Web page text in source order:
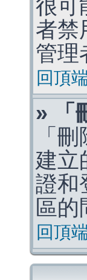
很可
者禁
管理
回頂
» 「
「
建立
證和
區
回頂